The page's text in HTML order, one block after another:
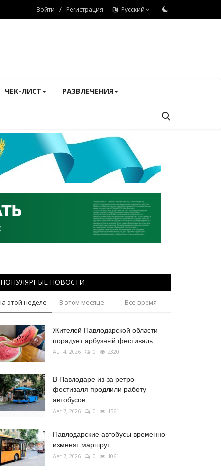
Войти / Регистрация Русский
ЧЕК-ЛИСТ РАЗВЛЕЧЕНИЯ
ПОПУЛЯРНЫЕ НОВОСТИ
этой неделе В этом месяце Все время
Жителей Павлодарской области
порадует арбузный фестиваль
Авг 4, 2026 0 2320
В Павлодаре из-за ретро-
фестиваля продлили работу
автобусов
Авг 7, 2026 0 1561
Павлодарские автобусы временно
изменят маршрут
Авг 7, 2026 0 1061